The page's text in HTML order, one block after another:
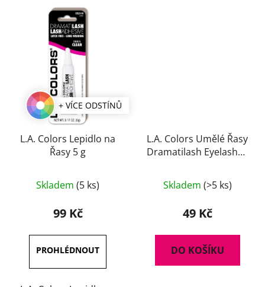
+ VÍCE ODSTÍNŮ
L.A. Colors Lepidlo na
Řasy 5 g
hodnocení
produktu
3,7
z
5
Skladem (5 ks)
99 Kč
L.A. Colors Umělé Řasy
Dramatilash Eyelashes
Skladem (>5 ks)
49 Kč
DO KOŠÍKU